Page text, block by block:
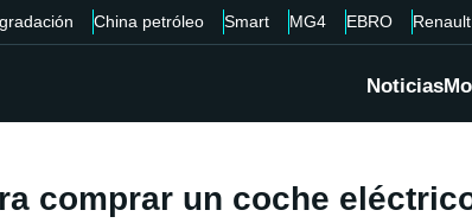
China petróleo Smart MG4 EBRO Renault
Noticias
comprar un coche